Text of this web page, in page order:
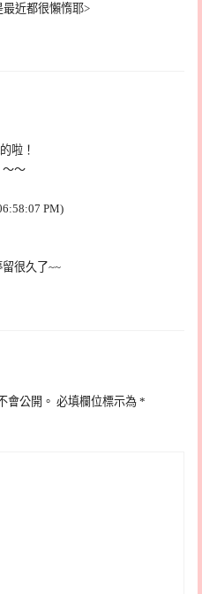
近都很懶惰耶>
啦！
～
PM)
很久了~~
會公開。 必填欄位標示為 *